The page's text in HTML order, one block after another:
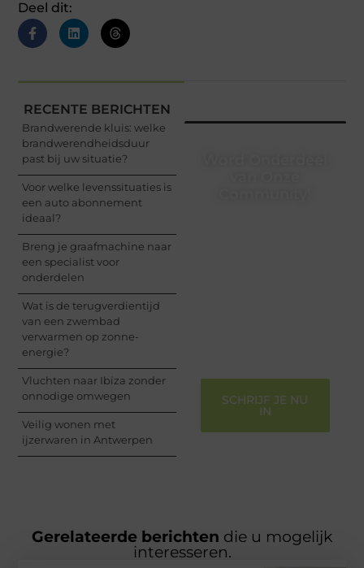
Deel dit:
RECENTE BERICHTEN
Brandwerende kluis: welke
brandwerendheidsduur
past bij uw situatie?
Voor welke levenssituaties is
een auto abonnement
ideaal?
Breng je graafmachine naar
een specialist voor
onderdelen
Wat is de terugverdientijd
van een zwembad
verwarmen op zonne-
energie?
Vluchten naar Ibiza zonder
onnodige omwegen
Veilig wonen met
ijzerwaren in Antwerpen
SCHRIJF JE NU
IN
Gerelateerde berichten die u mogelijk
interesseren.